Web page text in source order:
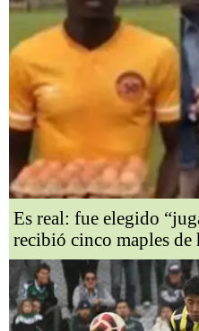
Es real: fue elegido
recibió cinco maples